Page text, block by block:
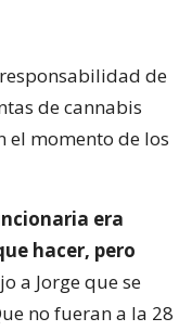
de
de cannabis
el momento de los
era
hacer, pero
a Jorge que se
no fueran a la 28